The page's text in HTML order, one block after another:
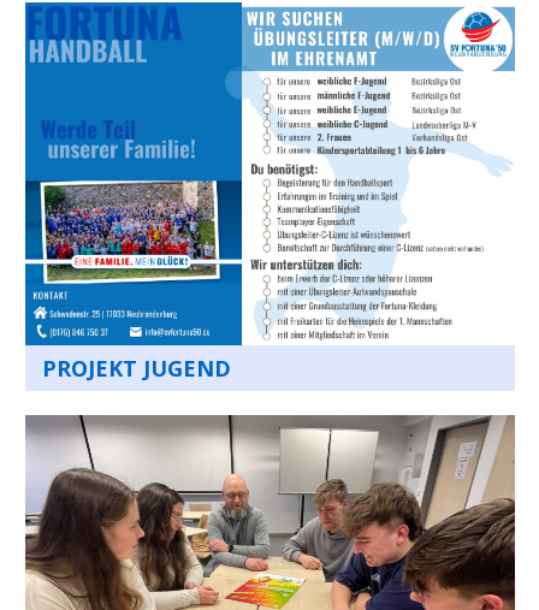
PROJEKT JUGEND